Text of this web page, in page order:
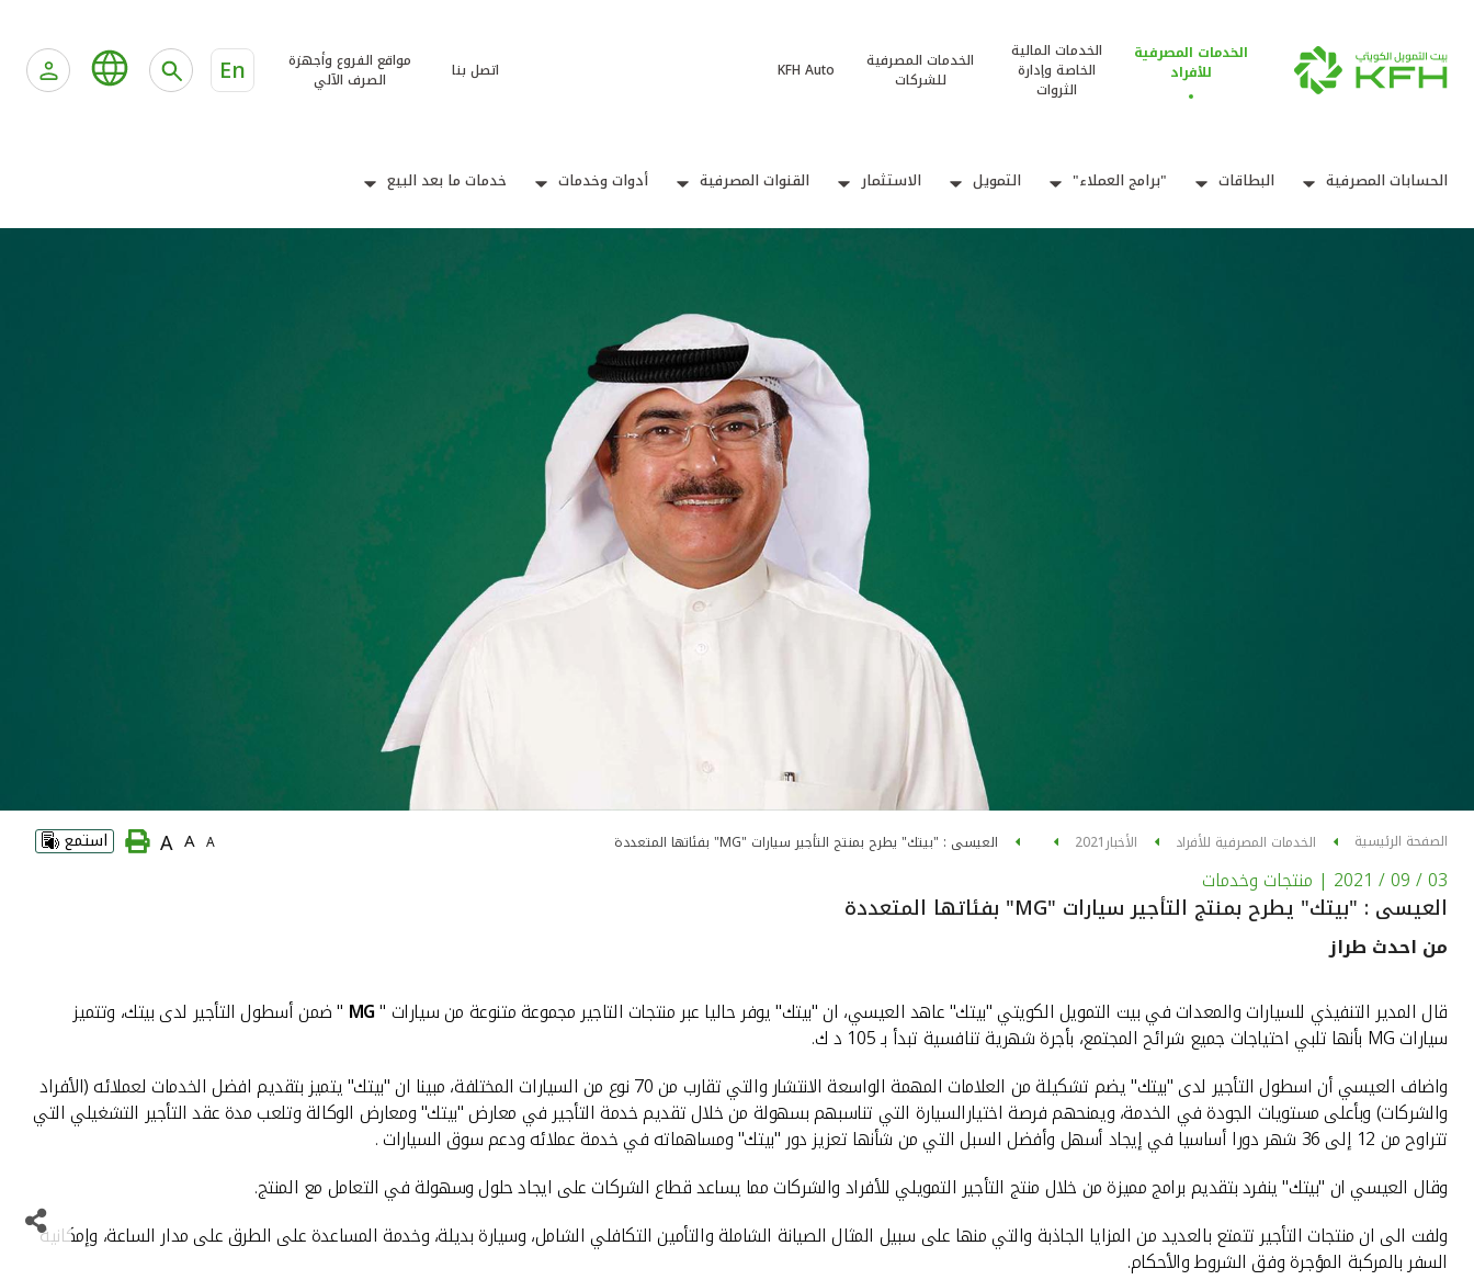
الخدمات المصرفية
للأفراد
الخدمات المالية
الخاصة وإدارة
الثروات
الخدمات المصرفية
للشركات
KFH Auto اتصل بنا
مواقع الفروع وأجهزة
الصرف الآلي
En
الحسابات المصرفية البطاقات "برامج العملاء" التمويل الاستثمار القنوات المصرفية أدوات وخدمات خدمات ما بعد البيع
الصفحة الرئيسية الخدمات المصرفية للأفراد الأخبار2021 العيسى : "بيتك" يطرح بمنتج التأجير سيارات "MG" بفئاتها المتعددة A
A
A استمع
03 / 09 / 2021 | منتجات وخدمات
العيسى : "بيتك" يطرح بمنتج التأجير سيارات "MG" بفئاتها المتعددة
من احدث طراز
قال المدير التنفيذي للسيارات والمعدات في بيت التمويل الكويتي "بيتك" عاهد العيسي، ان "بيتك" يوفر حاليا عبر منتجات التاجير مجموعة متنوعة من سيارات "MG " ضمن أسطول التأجير لدى بيتك، وتتميز
سيارات MG بأنها تلبي احتياجات جميع شرائح المجتمع، بأجرة شهرية تنافسية تبدأ بـ 105 د ك.
واضاف العيسي أن اسطول التأجير لدى "بيتك" يضم تشكيلة من العلامات المهمة الواسعة الانتشار والتي تقارب من 70 نوع من السيارات المختلفة، مبينا ان "بيتك" يتميز بتقديم افضل الخدمات لعملائه (الأفراد
والشركات) وبأعلى مستويات الجودة في الخدمة، ويمنحهم فرصة اختيارالسيارة التي تناسبهم بسهولة من خلال تقديم خدمة التأجير في معارض "بيتك" ومعارض الوكالة وتلعب مدة عقد التأجير التشغيلي التي
تتراوح من 12 إلى 36 شهر دورا أساسيا في إيجاد أسهل وأفضل السبل التي من شأنها تعزيز دور "بيتك" ومساهماته في خدمة عملائه ودعم سوق السيارات .
وقال العيسي ان "بيتك" ينفرد بتقديم برامج مميزة من خلال منتج التأجير التمويلي للأفراد والشركات مما يساعد قطاع الشركات على ايجاد حلول وسهولة في التعامل مع المنتج.
ولفت الى ان منتجات التأجير تتمتع بالعديد من المزايا الجاذبة والتي منها على سبيل المثال الصيانة الشاملة والتأمين التكافلي الشامل، وسيارة بديلة، وخدمة المساعدة على الطرق على مدار الساعة، وإمكانية
السفر بالمركبة المؤجرة وفق الشروط والأحكام.